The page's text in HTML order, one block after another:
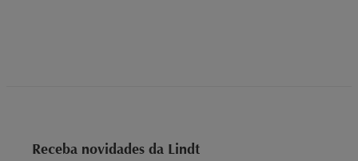
Receba novidades da Lindt